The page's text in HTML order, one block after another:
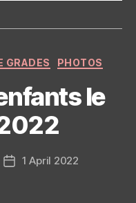
GRADES PHOTOS
le
Post1 April 2022